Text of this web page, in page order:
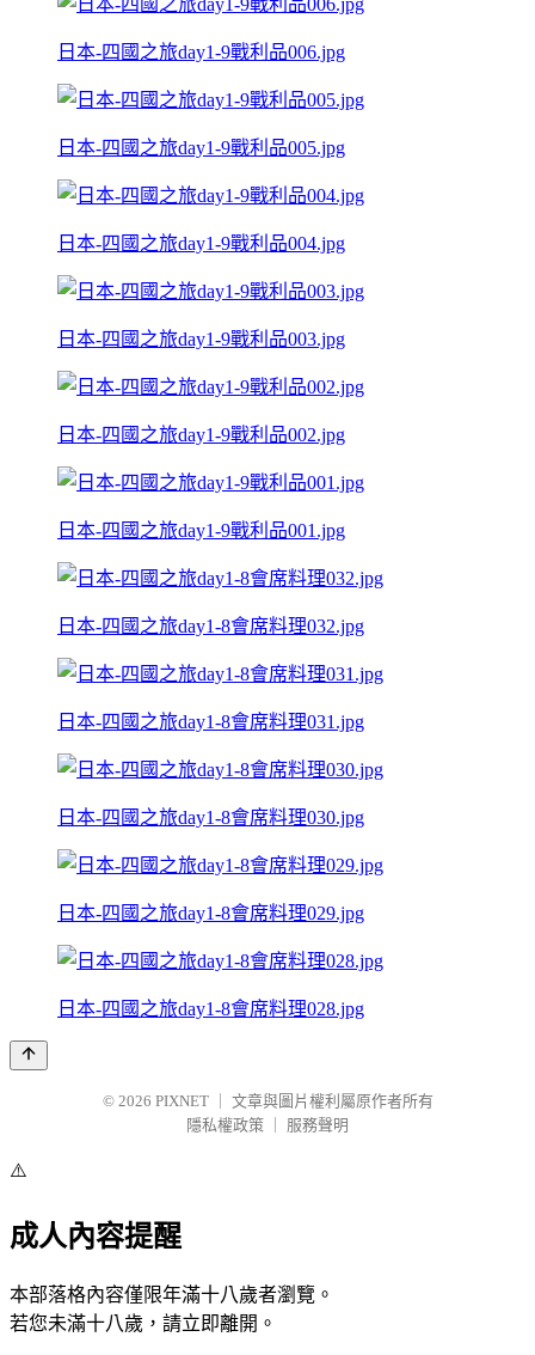
日本-四國之旅day1-9戰利品006.jpg
日本-四國之旅day1-9戰利品005.jpg
日本-四國之旅day1-9戰利品004.jpg
日本-四國之旅day1-9戰利品003.jpg
日本-四國之旅day1-9戰利品002.jpg
日本-四國之旅day1-9戰利品001.jpg
日本-四國之旅day1-8會席料理032.jpg
日本-四國之旅day1-8會席料理031.jpg
日本-四國之旅day1-8會席料理030.jpg
日本-四國之旅day1-8會席料理029.jpg
日本-四國之旅day1-8會席料理028.jpg
© 2026 PIXNET
文章與圖片權利屬原作者所有
隱私權政策
服務聲明
⚠️
成人內容提醒
本部落格內容僅限年滿十八歲者瀏覽。
若您未滿十八歲，請立即離開。